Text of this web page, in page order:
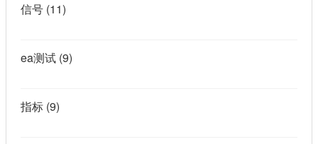
信号 (11)
ea测试 (9)
指标 (9)